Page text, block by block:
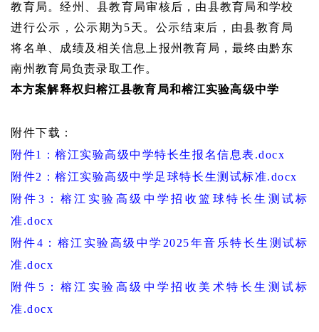
教育局。经州、县教育局审核后，由县教育局和学校
进行公示，公示期为5天。公示结束后，由县教育局
将名单、成绩及相关信息上报州教育局，最终由黔东
南州教育局负责录取工作。
本方案解释权归榕江县教育局和榕江实验高级中学
附件下载：
附件1：榕江实验高级中学特长生报名信息表.docx
附件2：榕江实验高级中学足球特长生测试标准.docx
附件 3：榕江实验高级中学招收篮球特长生测试标
准.docx
附件4：榕江实验高级中学2025年音乐特长生测试标
准.docx
附件 5：榕江实验高级中学招收美术特长生测试标
准.docx